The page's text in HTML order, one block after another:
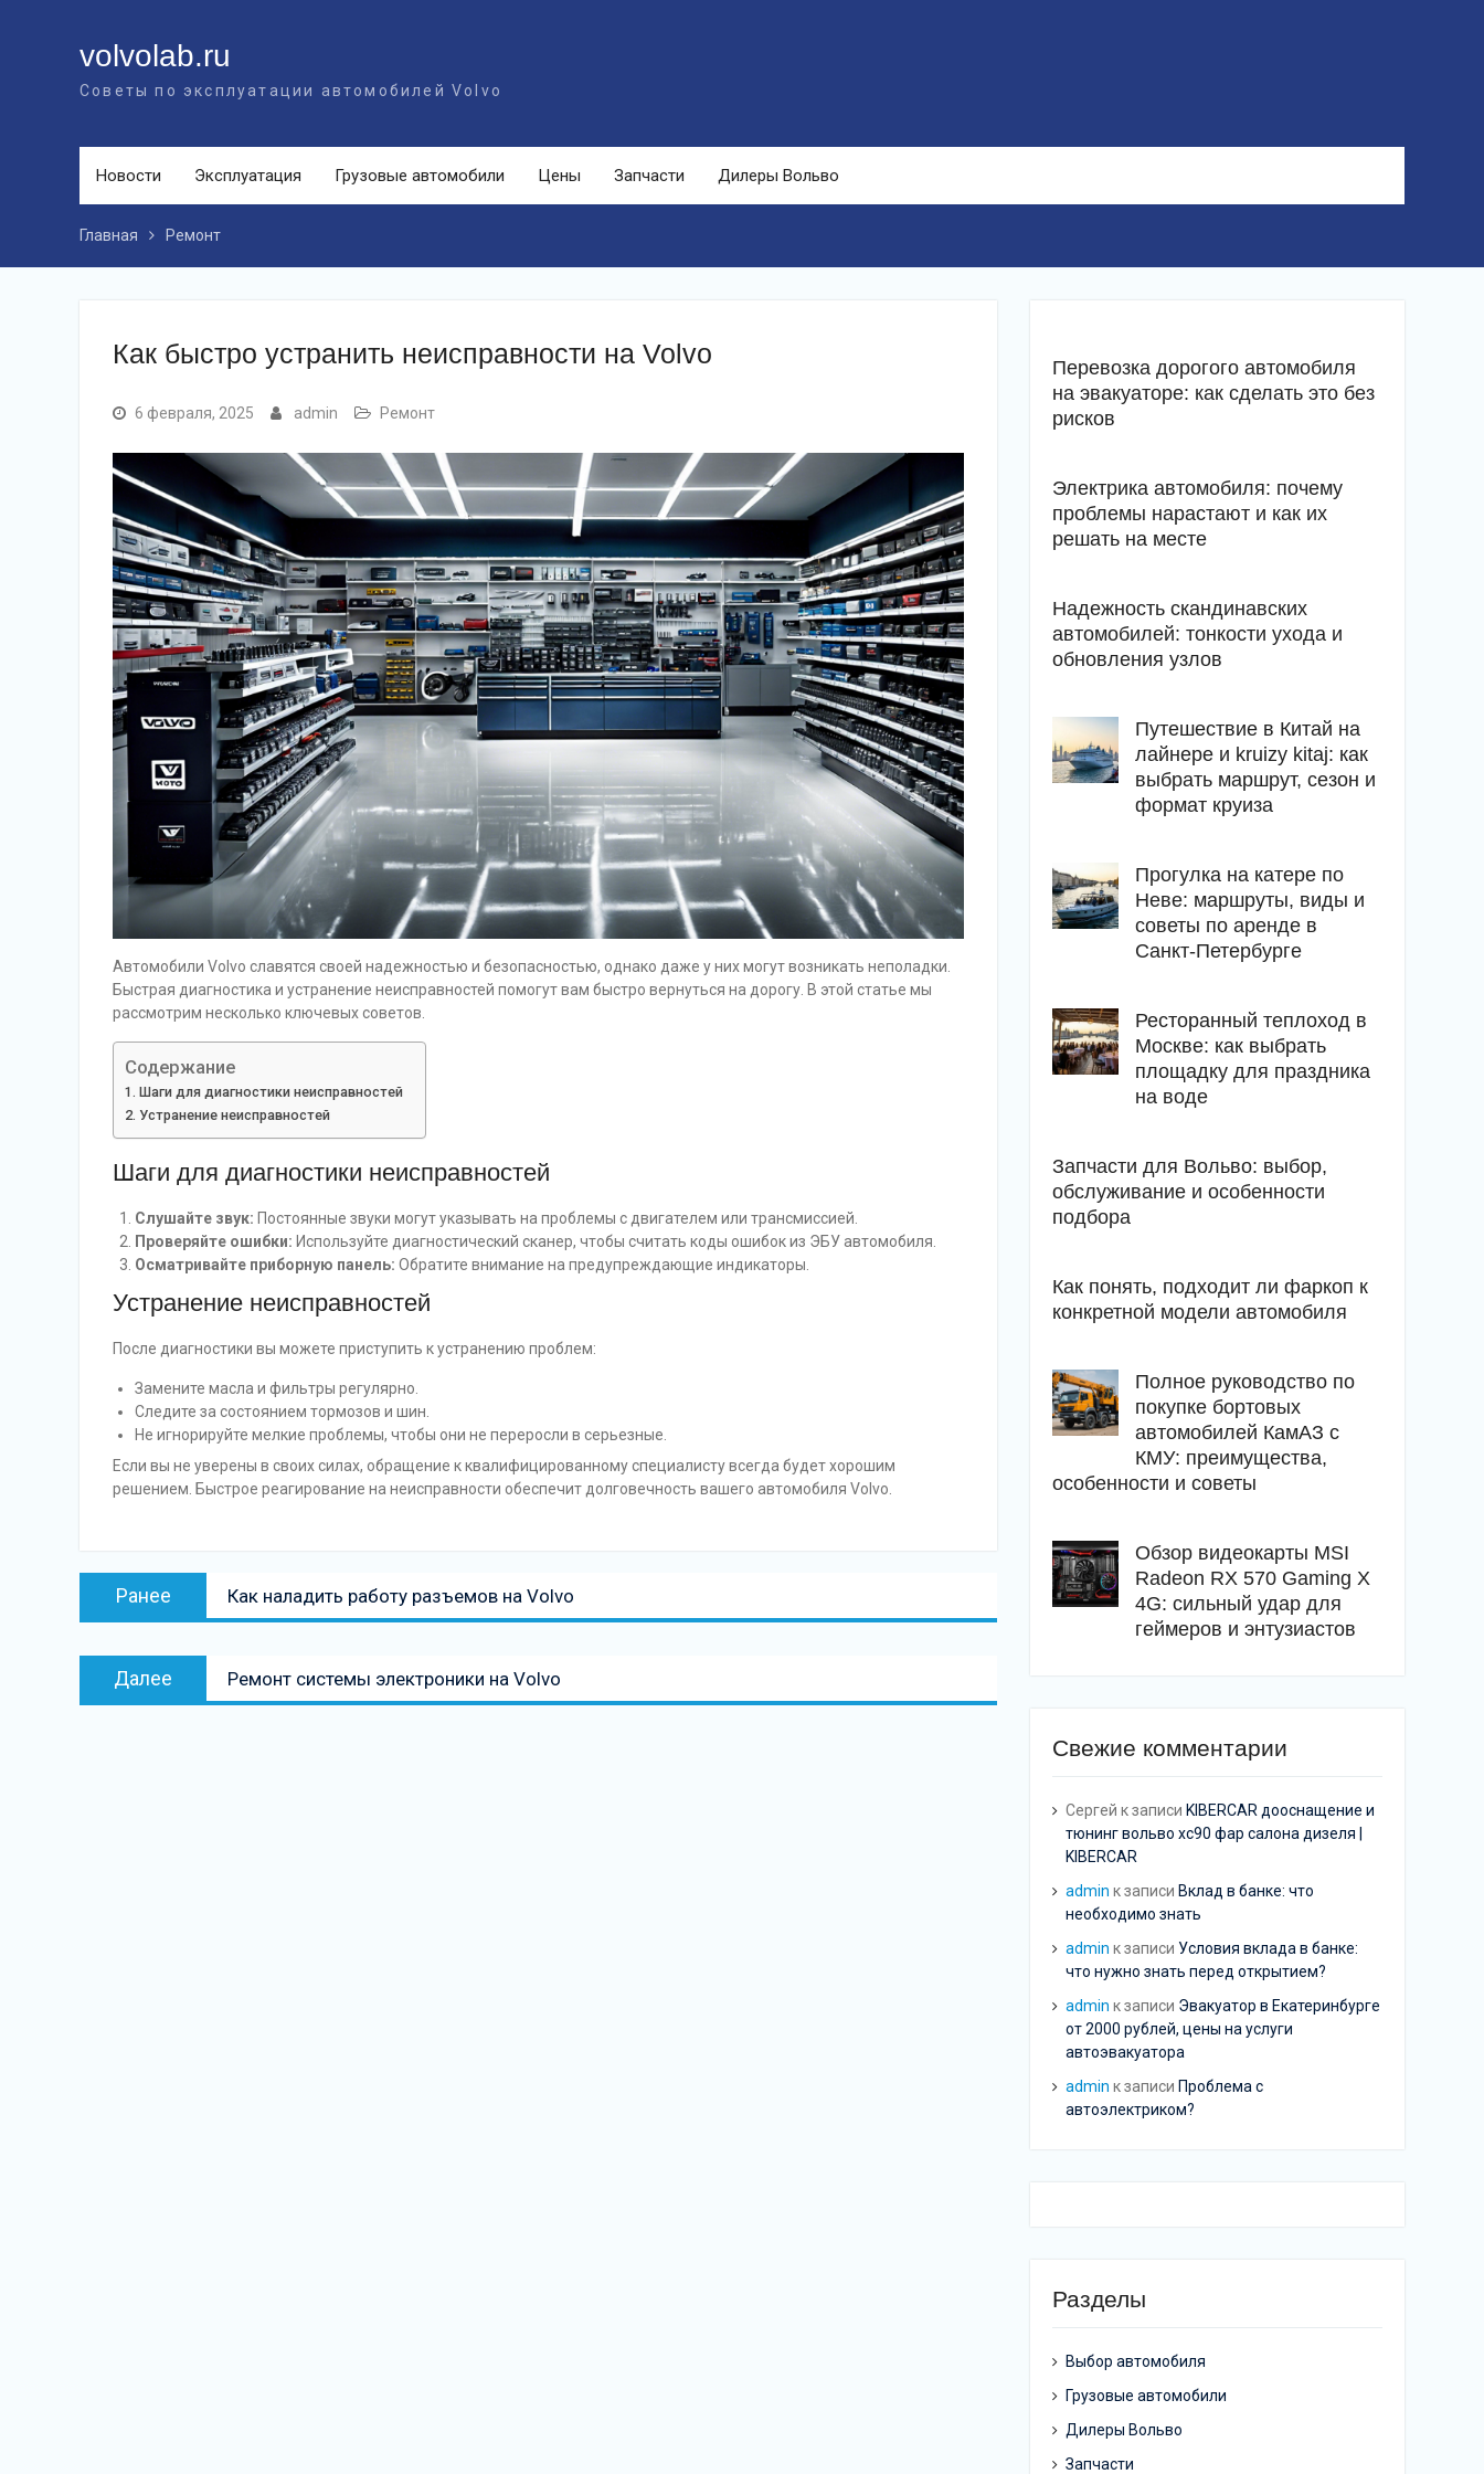
volvolab.ru
Советы по эксплуатации автомобилей Volvo
Новости Эксплуатация Грузовые автомобили Цены Запчасти Дилеры Вольво
Главная Ремонт
Как быстро устранить неисправности на Volvo
6 февраля, 2025 admin Ремонт
Автомобили Volvo славятся своей надежностью и безопасностью, однако даже у них могут возникать неполадки.
Быстрая диагностика и устранение неисправностей помогут вам быстро вернуться на дорогу. В этой статье мы
рассмотрим несколько ключевых советов.
Содержание
Шаги для диагностики неисправностей
Устранение неисправностей
Шаги для диагностики неисправностей
Слушайте звук: Постоянные звуки могут указывать на проблемы с двигателем или трансмиссией.
Проверяйте ошибки: Используйте диагностический сканер, чтобы считать коды ошибок из ЭБУ автомобиля.
Осматривайте приборную панель: Обратите внимание на предупреждающие индикаторы.
Устранение неисправностей
После диагностики вы можете приступить к устранению проблем:
Замените масла и фильтры регулярно.
Следите за состоянием тормозов и шин.
Не игнорируйте мелкие проблемы, чтобы они не переросли в серьезные.
Если вы не уверены в своих силах, обращение к квалифицированному специалисту всегда будет хорошим
решением. Быстрое реагирование на неисправности обеспечит долговечность вашего автомобиля Volvo.
Навигация
Ранее
Предыдущая
Как наладить работу разъемов на Volvo
Далее
Следующая
Ремонт системы электроники на Volvo
Перевозка дорогого автомобиля
на эвакуаторе: как сделать это без
рисков
Электрика автомобиля: почему
проблемы нарастают и как их
решать на месте
Надежность скандинавских
автомобилей: тонкости ухода и
обновления узлов
Путешествие в Китай на
лайнере и kruizy kitaj: как
выбрать маршрут, сезон и
формат круиза
Прогулка на катере по
Неве: маршруты, виды и
советы по аренде в
Санкт-Петербурге
Ресторанный теплоход в
Москве: как выбрать
площадку для праздника
на воде
Запчасти для Вольво: выбор,
обслуживание и особенности
подбора
Как понять, подходит ли фаркоп к
конкретной модели автомобиля
Полное руководство по
покупке бортовых
автомобилей КамАЗ с
КМУ: преимущества,
особенности и советы
Обзор видеокарты MSI
Radeon RX 570 Gaming X
4G: сильный удар для
геймеров и энтузиастов
Свежие комментарии
Сергей к записи KIBERCAR дооснащение и
тюнинг вольво хс90 фар салона дизеля |
KIBERCAR
admin к записи Вклад в банке: что
необходимо знать
admin к записи Условия вклада в банке:
что нужно знать перед открытием?
admin к записи Эвакуатор в Екатеринбурге
от 2000 рублей, цены на услуги
автоэвакуатора
admin к записи Проблема с
автоэлектриком?
Разделы
Выбор автомобиля
Грузовые автомобили
Дилеры Вольво
Запчасти